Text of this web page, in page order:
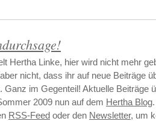
Hertha Linke, hier wird nicht mehr
nicht, dass ihr auf neue Beiträge
Ganz im Gegenteil! Aktuelle Beiträge
2009 nun auf dem Hertha Blog
RSS-Feed oder den Newsletter, um